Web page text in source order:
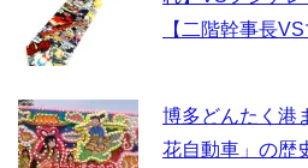
【二階幹事長VS
博多どんたく港
花自動車」の